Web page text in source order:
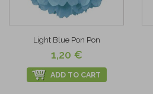
Light Blue Pon Pon
1,20 €
ADD TO CART